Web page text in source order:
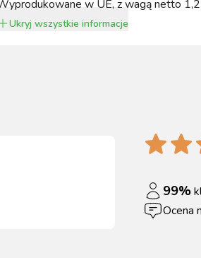
w UE, z wagą netto
Ukryj wszystkie informacje
99%
Ocena